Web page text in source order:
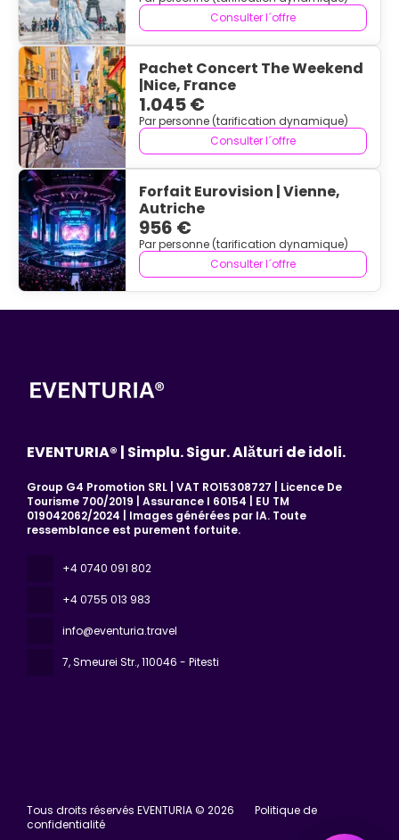
Consulter l´offre
Pachet Concert The Weekend
|Nice, France
1.045 €
Par personne (tarification dynamique)
Consulter l´offre
Forfait Eurovision | Vienne,
Autriche
956 €
Par personne (tarification dynamique)
Consulter l´offre
EVENTURIA® | Simplu. Sigur. Alături de idoli.
Group G4 Promotion SRL | VAT RO15308727 | Licence De
Tourisme 700/2019 | Assurance I 60154 | EU TM
019042062/2024 | Images générées par IA. Toute
ressemblance est purement fortuite.
+4 0740 091 802
+4 0755 013 983
info@eventuria.travel
7, Smeurei Str., 110046 - Pitesti
Tous droits réservés EVENTURIA © 2026
Politique de
confidentialité